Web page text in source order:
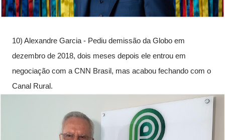
10) Alexandre Garcia - Pediu demissão da Globo em
dezembro de 2018, dois meses depois ele entrou em
negociação com a CNN Brasil, mas acabou fechando com o
Canal Rural.